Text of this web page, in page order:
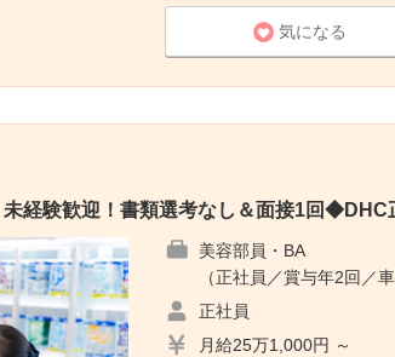
気になる
未経験歓迎！書類選考なし＆面接1回◆DHC
美容部員・BA
（正社員／賞与年2回／
正社員
月給25万1,000円 ～